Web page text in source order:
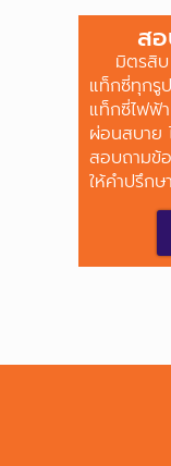
ส
มิตรสิบ
แท็กซี่ทุกรู
แท็กซี่ไฟฟ้
ผ่อนสบาย
สอบถามข้
ให้คำปรึกษ